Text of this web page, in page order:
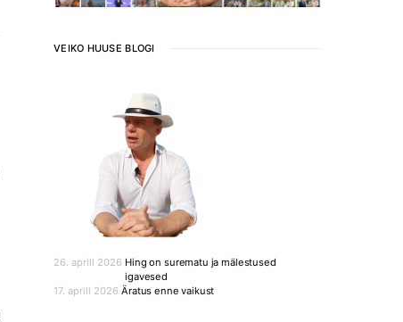
VEIKO HUUSE BLOGI
Hing on surematu ja mälestused
igavesed
26. aprill 2026
Äratus enne vaikust
17. aprill 2026